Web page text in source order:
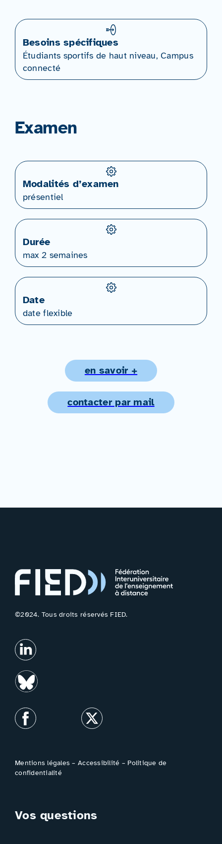
Besoins spécifiques
Étudiants sportifs de haut niveau, Campus
connecté
Examen
Modalités d’examen
présentiel
Durée
max 2 semaines
Date
date flexible
en savoir +
contacter par mail
©2024. Tous droits réservés FIED.
Mentions légales –Accessibilité – Politique de
confidentialité
Vos questions